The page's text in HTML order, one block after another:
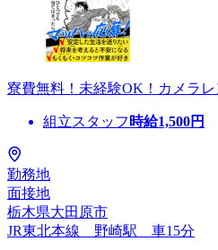
寮費無料！未経験OK！カメラ
組立スタッフ 時給1,500円
勤務地
面接地
栃木県大田原市
JR東北本線 野崎駅 車15分